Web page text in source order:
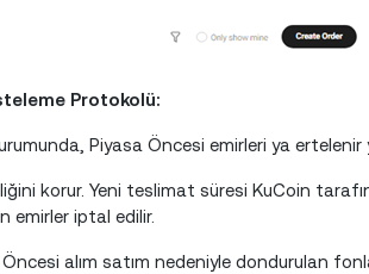
Protokolü:
Piyasa Öncesi emirleri ya
korur. Yeni teslimat süresi KuCoin
emirler iptal edilir.
alım satım nedeniyle dondurulan